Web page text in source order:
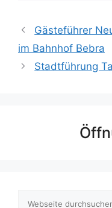
Gästeführer
im Bahnhof Bebra
Stadtführung